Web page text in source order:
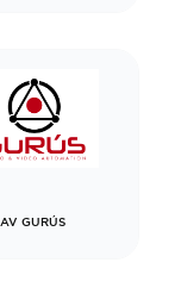
AV GURÚS